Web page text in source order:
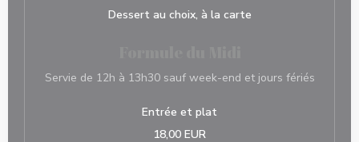
Dessert au choix, à la carte
Servie de 12h à 13h30 sauf week-end et jours fériés
Entrée et plat
18,00 EUR